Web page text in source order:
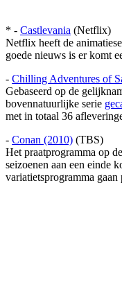
* - Castlevania (Netflix)
Netflix heeft de
goede nieuws is er komt
- Chilling Adventures of
Gebaseerd op de
bovennatuurlijke serie
met in totaal 36
- Conan (2010) (TBS)
Het praatprogramma op
seizoenen aan een einde
variatietsprogramma